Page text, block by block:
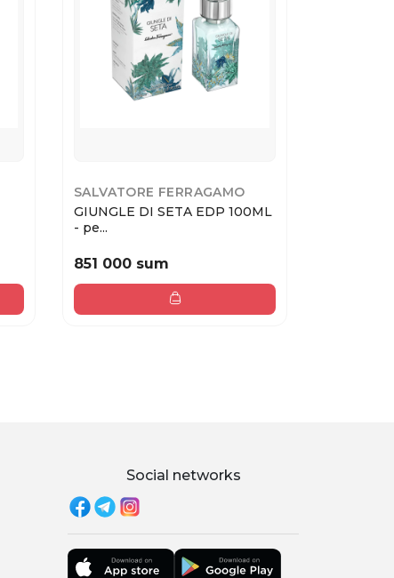
SALVATORE FERRAGAMO
GIUNGLE DI SETA EDP 100ML
- pe...
851 000 sum
Social networks